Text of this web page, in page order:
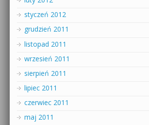
styczeń 2012
grudzień 2011
listopad 2011
wrzesień 2011
sierpień 2011
lipiec 2011
czerwiec 2011
maj 2011